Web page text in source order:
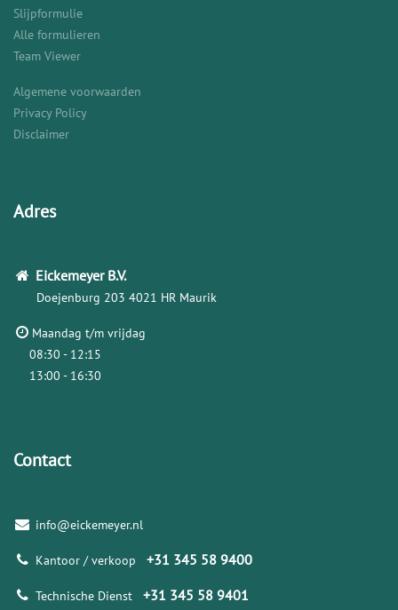
Slijpformulie
Alle formulieren
Team Viewer
Algemene voorwaarden
Privacy Policy
Disclaimer
Adres
Eickemeyer B.V.
Doejenburg 203 4021 HR Maurik
Maandag t/m vrijdag
08:30 - 12:15
13:00 - 16:30
Contact
info@eickemeyer.nl
Kantoor / verkoop +31 345 58 9400
Technische Dienst +31 345 58 9401